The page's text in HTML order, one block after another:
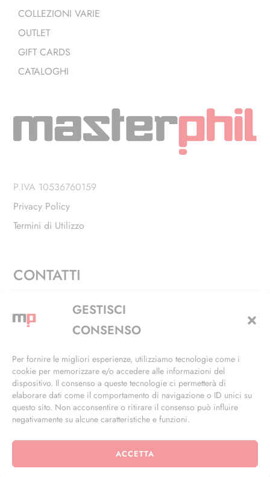
GESTISCI
CONSENSO
Per fornire le migliori esperienze, utilizziamo tecnologie come i
cookie per memorizzare e/o accedere alle informazioni del
dispositivo. Il consenso a queste tecnologie ci permetterà di
elaborare dati come il comportamento di navigazione o ID unici su
questo sito. Non acconsentire o ritirare il consenso può influire
negativamente su alcune caratteristiche e funzioni.
ACCETTA
COLLEZIONI VARIE
OUTLET
GIFT CARDS
CATALOGHI
P.IVA 10536760159
Privacy Policy
Termini di Utilizzo
CONTATTI
Via Alfieri, 27 - Trezzano Sul Naviglio (MI)
+39 02 4846 3155
info@masterphil.it